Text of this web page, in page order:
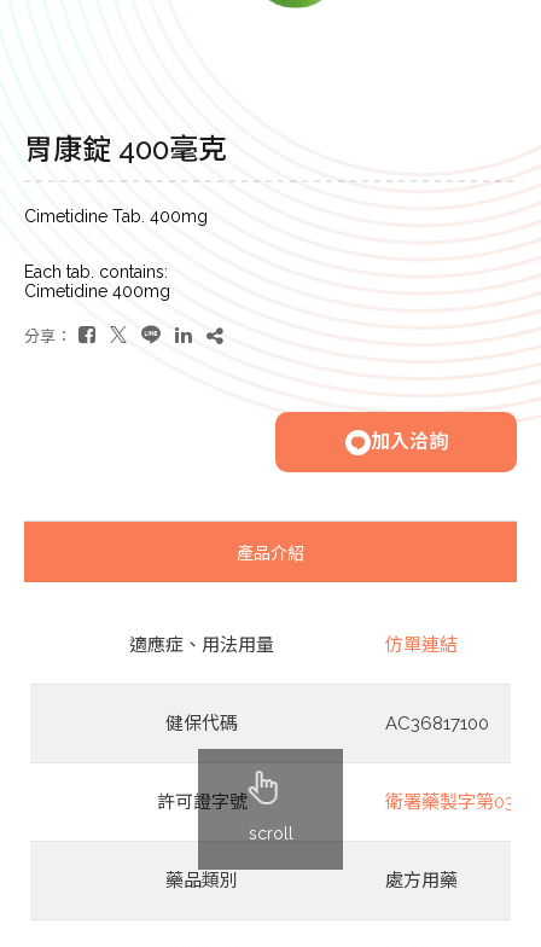
胃康錠 400毫克
Cimetidine Tab. 400mg
Each tab. contains:
Cimetidine 400mg
分享：
加入洽詢
產品介紹
scroll
適應症、用法用量 仿單連結
健保代碼 AC36817100
許可證字號 衛署藥製字第
藥品類別 處方用藥